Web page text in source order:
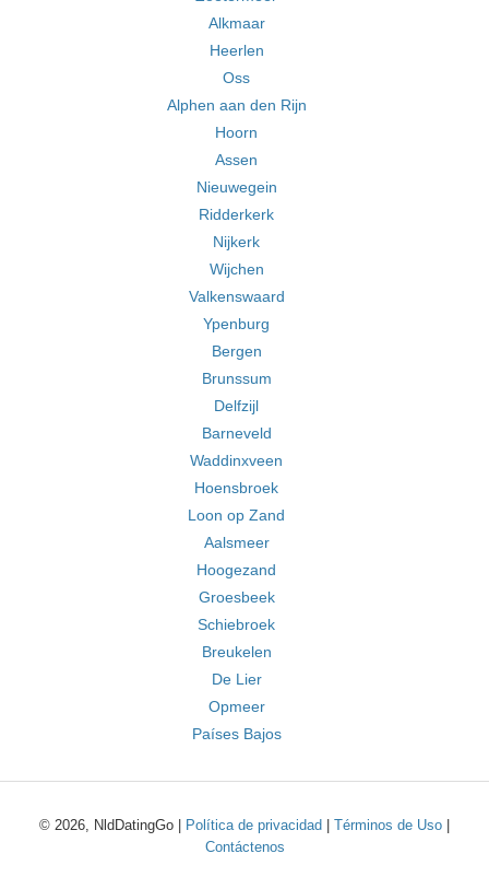
Alkmaar
Heerlen
Oss
Alphen aan den Rijn
Hoorn
Assen
Nieuwegein
Ridderkerk
Nijkerk
Wijchen
Valkenswaard
Ypenburg
Bergen
Brunssum
Delfzijl
Barneveld
Waddinxveen
Hoensbroek
Loon op Zand
Aalsmeer
Hoogezand
Groesbeek
Schiebroek
Breukelen
De Lier
Opmeer
Países Bajos
© 2026, NldDatingGo | Política de privacidad Términos de Uso
Contáctenos